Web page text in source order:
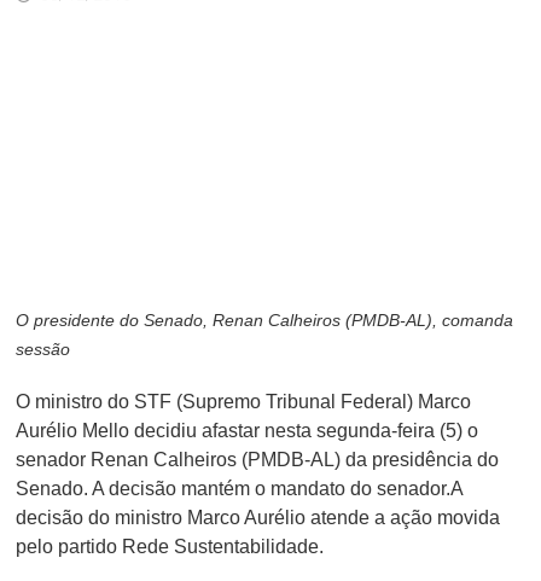
O presidente do Senado, Renan Calheiros (PMDB-AL), comanda
sessão
O ministro do STF (Supremo Tribunal Federal) Marco
Aurélio Mello decidiu afastar nesta segunda-feira (5) o
senador Renan Calheiros (PMDB-AL) da presidência do
Senado. A decisão mantém o mandato do senador.A
decisão do ministro Marco Aurélio atende a ação movida
pelo partido Rede Sustentabilidade.